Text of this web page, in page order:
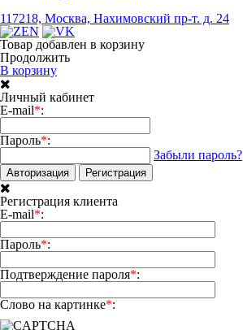
117218, Москва, Нахимовский пр-т. д. 24
Товар добавлен в корзину
Продолжить
В корзину
Личный кабинет
E-mail*:
Пароль*:
Забыли пароль?
Авторизация Регистрация
Регистрация клиента
E-mail*:
Пароль*:
Подтверждение пароля*:
Слово на картинке*: